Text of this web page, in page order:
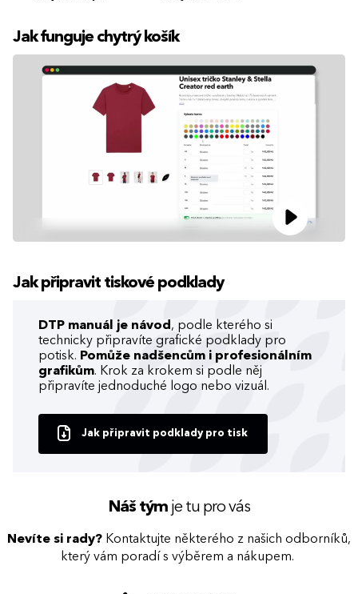
Jak funguje chytrý košík
Jak připravit tiskové podklady
DTP manuál je návod , podle kterého si
technicky připravíte grafické podklady pro
potisk. Pomůže nadšencům i profesionálním
grafikům. Krok za krokem si podle něj
připravíte jednoduché logo nebo vizuál.
Jak připravit podklady pro tisk
Náš týmje tu pro vás
Nevíte si rady? Kontaktujte některého z našich odborníků,
který vám poradí s výběrem a nákupem.